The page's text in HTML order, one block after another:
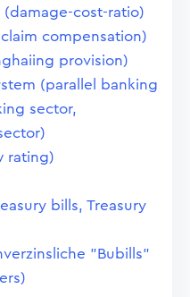
(damage-cost-ratio)
compensation)
provision)
(parallel banking
sector,
rating)
bills, Treasury
"Bubills"